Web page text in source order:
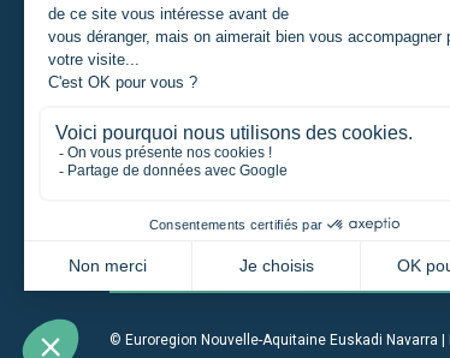
Soi
Un estudiant
Un portaire de projècte
Una institucion
© Euroregion Nouvelle-Aquitaine Euskadi Navarra |